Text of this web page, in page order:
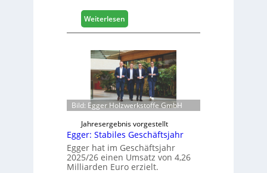
i
t
l
i
s
i
e
r
t
c
h
Weiterlesen:
H
f
e
l
e
e
r
ö
f
f
n
e
Bild: Egger Holzwerkstoffe GmbH
Jahresergebnis vorgestellt
Egger: Stabiles Geschäftsjahr
Egger hat im Geschäftsjahr
2025/26 einen Umsatz von 4,26
Milliarden Euro erzielt.